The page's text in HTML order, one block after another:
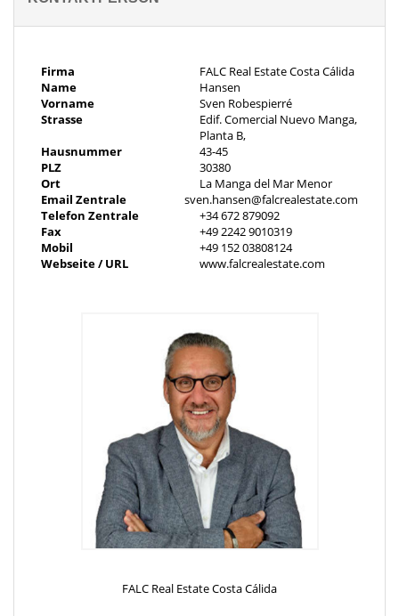
mediterranem Charme und Modernität und ist damit ein ideales
an der spanischen Küste suchen.
Firma
FALC Real Estate Costa Cálida
Name
Hansen
Vorname
Sven Robespierré
Strasse
Edif. Comercial Nuevo Manga,
Planta B,
Hausnummer
43-45
PLZ
30380
Ort
La Manga del Mar Menor
Email Zentrale
sven.hansen@falcrealestate.com
Telefon Zentrale
+34 672 879092
Fax
+49 2242 9010319
Mobil
+49 152 03808124
Webseite / URL
www.falcrealestate.com
FALC Real Estate Costa Cálida